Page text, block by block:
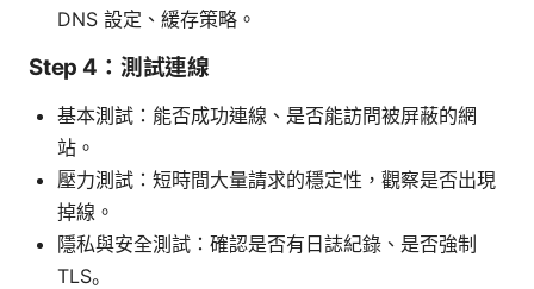
DNS 設定、緩存策略。
Step 4：測試連線
基本測試：能否成功連線、是否能訪問被屏蔽的網
站。
壓力測試：短時間大量請求的穩定性，觀察是否出現
掉線。
隱私與安全測試：確認是否有日誌紀錄、是否強制
TLS。